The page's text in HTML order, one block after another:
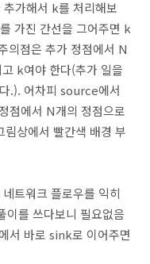
source; i =
source; i =
+= min;
-= min;
int[len];
-
1);
=
new ArrayDeque<>();
가해서 k를 처리해보
가진 간선을 그어주면 k
의점은 추가 정점에서 N
k여야 한다(추가 일을
.). 어차피 source에서
점에서 N개의 정점으로
상에서 빨간색 배경 부
트워크 플로우를 익히
이를 쓰다보니 필요없음
서 바로 sink로 이어주면